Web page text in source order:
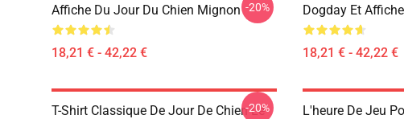
Affiche Du Jour Du Chien Mignon
18,21 € - 42,22 €
-20% Dogday Et
18,21 € - 42,22 €
T-Shirt Classique De Jour De Chien Le
-20%
L'heure De Jeu